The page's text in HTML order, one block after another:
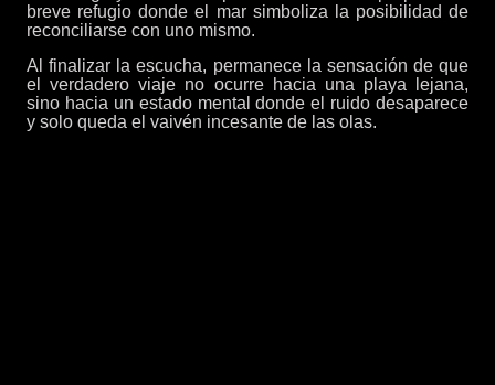
breve refugio donde el mar simboliza la posibilidad de
reconciliarse con uno mismo.
Al finalizar la escucha, permanece la sensación de que
el verdadero viaje no ocurre hacia una playa lejana,
sino hacia un estado mental donde el ruido desaparece
y solo queda el vaivén incesante de las olas.